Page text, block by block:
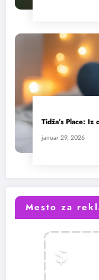
Tidža’s Place: Iz
januar 29, 2026
Mesto za